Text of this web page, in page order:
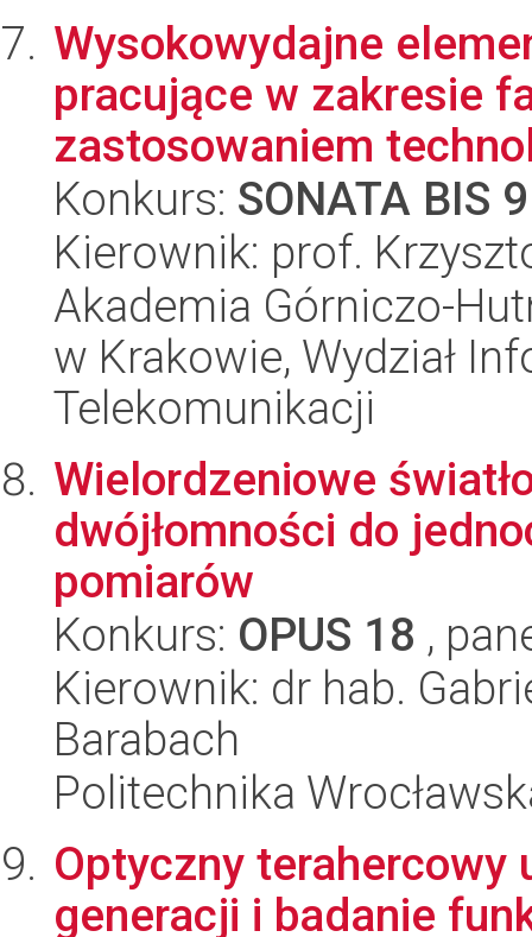
Wysokowydajne
pracujące w zakresie
zastosowaniem
Konkurs: SONATA BIS 9
Kierownik: prof.
Akademia Górniczo-
w Krakowie, Wydział
Telekomunikacji
Wielordzeniowe
dwójłomności do
pomiarów
Konkurs: OPUS 18 ,
Kierownik: dr hab.
Barabach
Politechnika
Optyczny terahercowy
generacji i badanie